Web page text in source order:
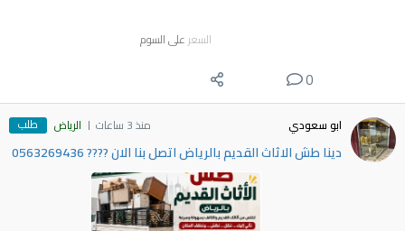
السعر على السوم
0
ابو سعودي منذ 3 ساعات الرياض طلب
دينا طش الاثاث القديم بالرياض اتصل بنا الان ???? 0563269436